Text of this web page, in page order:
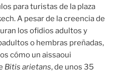
para turistas de la plaza
A pesar de la creencia de
los ofidios adultos y
o hembras preñadas,
cómo un aissaoui
Bitis arietans, de unos 35